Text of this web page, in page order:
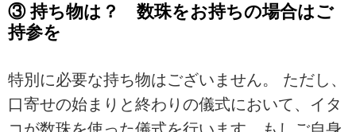
③ 持ち物は？ 数珠をお持ちの場合はご
持参を
特別に必要な持ち物はございません。 ただし、
口寄せの始まりと終わりの儀式において、イタ